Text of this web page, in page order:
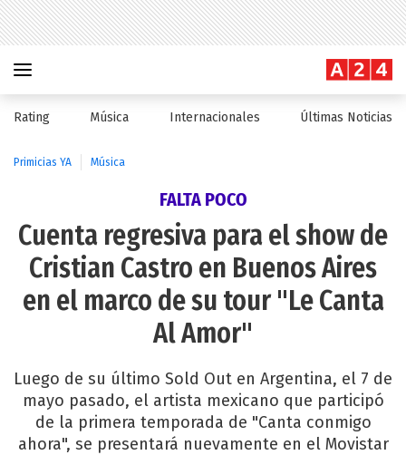
Rating Música Internacionales Últimas Noticias
Primicias YA Música
FALTA POCO
Cuenta regresiva para el show de
Cristian Castro en Buenos Aires
en el marco de su tour "Le Canta
Al Amor"
Luego de su último Sold Out en Argentina, el 7 de
mayo pasado, el artista mexicano que participó
de la primera temporada de "Canta conmigo
ahora", se presentará nuevamente en el Movistar